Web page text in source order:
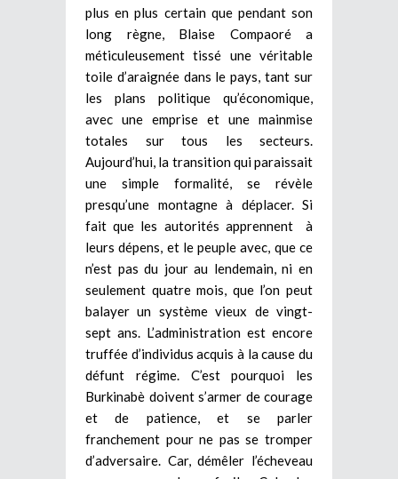
plus en plus certain que pendant son
long règne, Blaise Compaoré a
méticuleusement tissé une véritable
toile d’araignée dans le pays, tant sur
les plans politique qu’économique,
avec une emprise et une mainmise
totales sur tous les secteurs.
Aujourd’hui, la transition qui paraissait
une simple formalité, se révèle
presqu’une montagne à déplacer. Si
fait que les autorités apprennent à
leurs dépens, et le peuple avec, que ce
n’est pas du jour au lendemain, ni en
seulement quatre mois, que l’on peut
balayer un système vieux de vingt-
sept ans. L’administration est encore
truffée d’individus acquis à la cause du
défunt régime. C’est pourquoi les
Burkinabè doivent s’armer de courage
et de patience, et se parler
franchement pour ne pas se tromper
d’adversaire. Car, démêler l’écheveau